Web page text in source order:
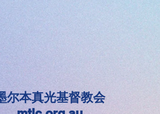
尔本真光基督教会